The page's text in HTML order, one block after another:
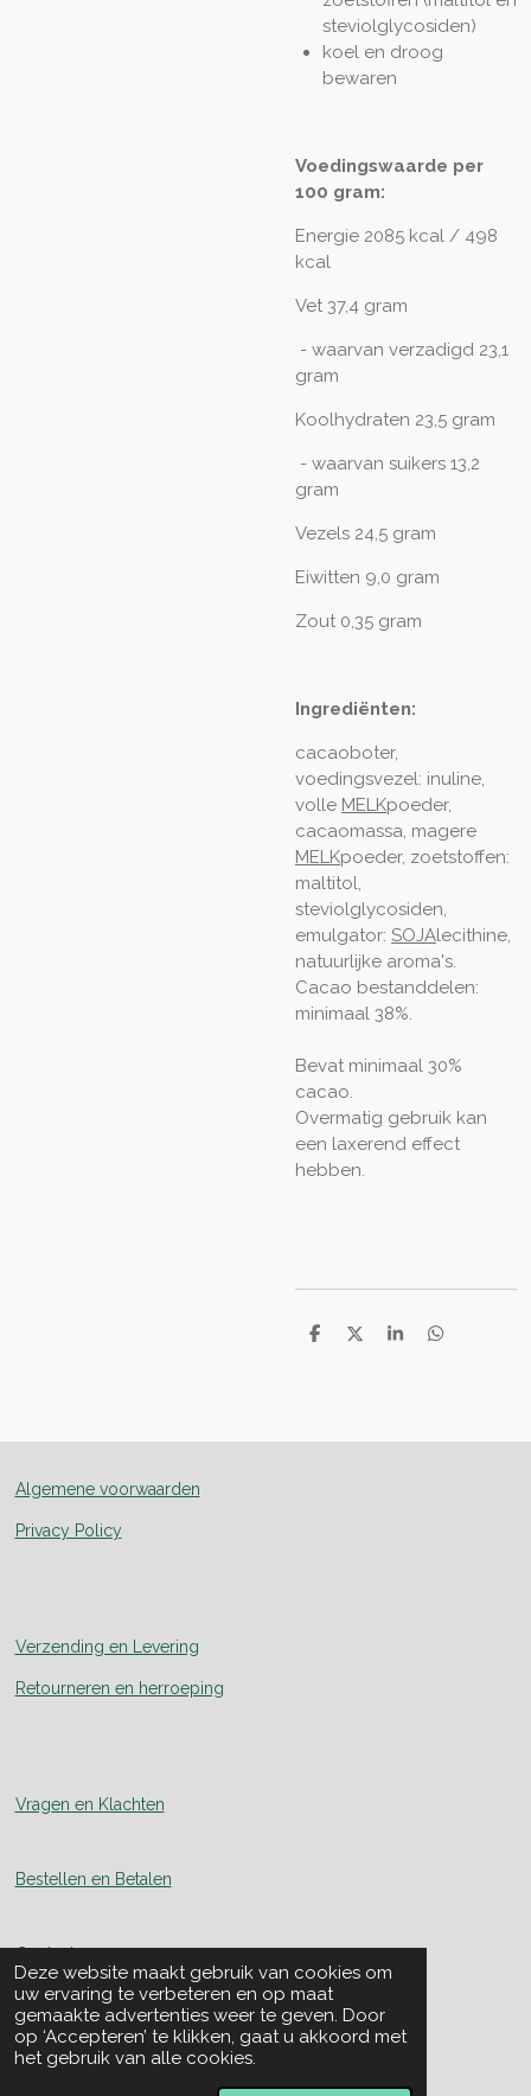
Deze website maakt gebruik van cookies om
uw ervaring te verbeteren en op maat
gemaakte advertenties weer te geven. Door
op ‘Accepteren’ te klikken, gaat u akkoord met
het gebruik van alle cookies.
steviolglycosiden)
koel en droog
bewaren
Voedingswaarde per
100 gram:
Energie 2085 kcal / 498
kcal
Vet 37,4 gram
- waarvan verzadigd 23,1
gram
Koolhydraten 23,5 gram
- waarvan suikers 13,2
gram
Vezels 24,5 gram
Eiwitten 9,0 gram
Zout 0,35 gram
Ingrediënten:
cacaoboter,
voedingsvezel: inuline,
volle MELKpoeder,
cacaomassa, magere
MELKpoeder, zoetstoffen:
maltitol,
steviolglycosiden,
emulgator: SOJAlecithine,
natuurlijke aroma's.
Cacao bestanddelen:
minimaal 38%.
Bevat minimaal 30%
cacao.
Overmatig gebruik kan
een laxerend effect
hebben.
D
D
S
D
Algemene voorwaarden
Privacy Policy
Verzending en Levering
Retourneren en herroeping
Vragen en Klachten
Bestellen en Betalen
Contact
Over Ons
Skal nummer: 117740